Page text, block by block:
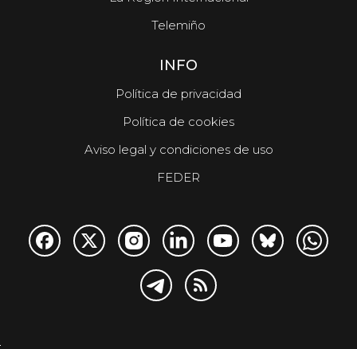
Telemiño
INFO
Política de privacidad
Política de cookies
Aviso legal y condiciones de uso
FEDER